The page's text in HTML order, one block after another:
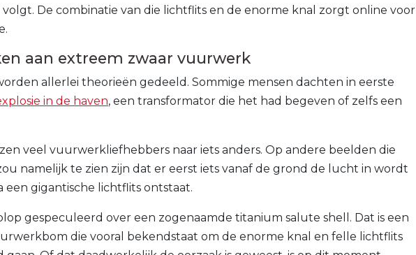
De combinatie van die lichtflits en de enorme knal zorgt online voor
aan extreem zwaar vuurwerk
allerlei theorieën gedeeld. Sommige mensen dachten in eerste
in de haven, een transformator die het had begeven of zelfs een
veel vuurwerkliefhebbers naar iets anders. Op andere beelden die
namelijk te zien zijn dat er eerst iets vanaf de grond de lucht in wordt
een gigantische lichtflits ontstaat.
gespeculeerd over een zogenaamde titanium salute shell. Dat is een
die vooral bekendstaat om de enorme knal en felle lichtflits